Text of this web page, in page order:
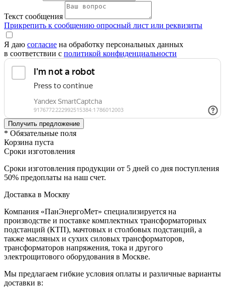
Текст сообщения
Прикрепить к сообщению опросный лист или реквизиты
Я даю согласие на обработку персональных данных
в соответствии с политикой конфиденциальности
* Обязательные поля
Корзина пуста
Сроки изготовления
Сроки изготовления продукции от 5 дней со дня поступления
50% предоплаты на наш счет.
Доставка в Москву
Компания «ПанЭнергоМет» специализируется на
производстве и поставке комплектных трансформаторных
подстанций (КТП), мачтовых и столбовых подстанций, а
также масляных и сухих силовых трансформаторов,
трансформаторов напряжения, тока и другого
электрощитового оборудования в Москве.
Мы предлагаем гибкие условия оплаты и различные варианты
доставки в: